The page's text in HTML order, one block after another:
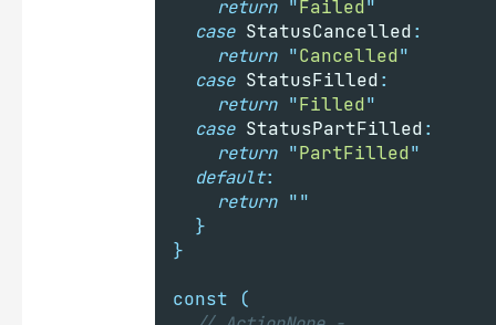
return " Failed "
case StatusCancelled:
return "Cancelled"
case StatusFilled:
return "Filled"
case StatusPartFilled:
return "PartFilled"
default:
return ""
}
}
const
(